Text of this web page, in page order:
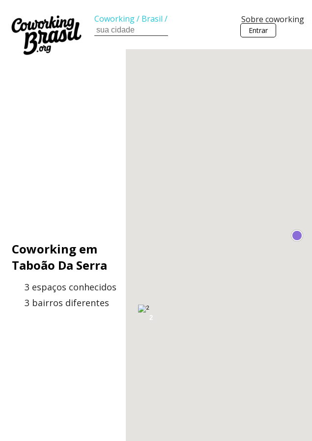
Sobre coworking
Entrar
Coworking/ Brasil /
Coworking em
Taboão Da Serra
3 espaços conhecidos
3 bairros diferentes
2